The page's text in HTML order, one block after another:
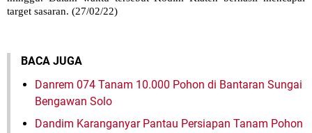
target sasaran. (27/02/22)
BACA JUGA
Danrem 074 Tanam 10.000 Pohon di Bantaran Sungai
Bengawan Solo
Dandim Karanganyar Pantau Persiapan Tanam Pohon